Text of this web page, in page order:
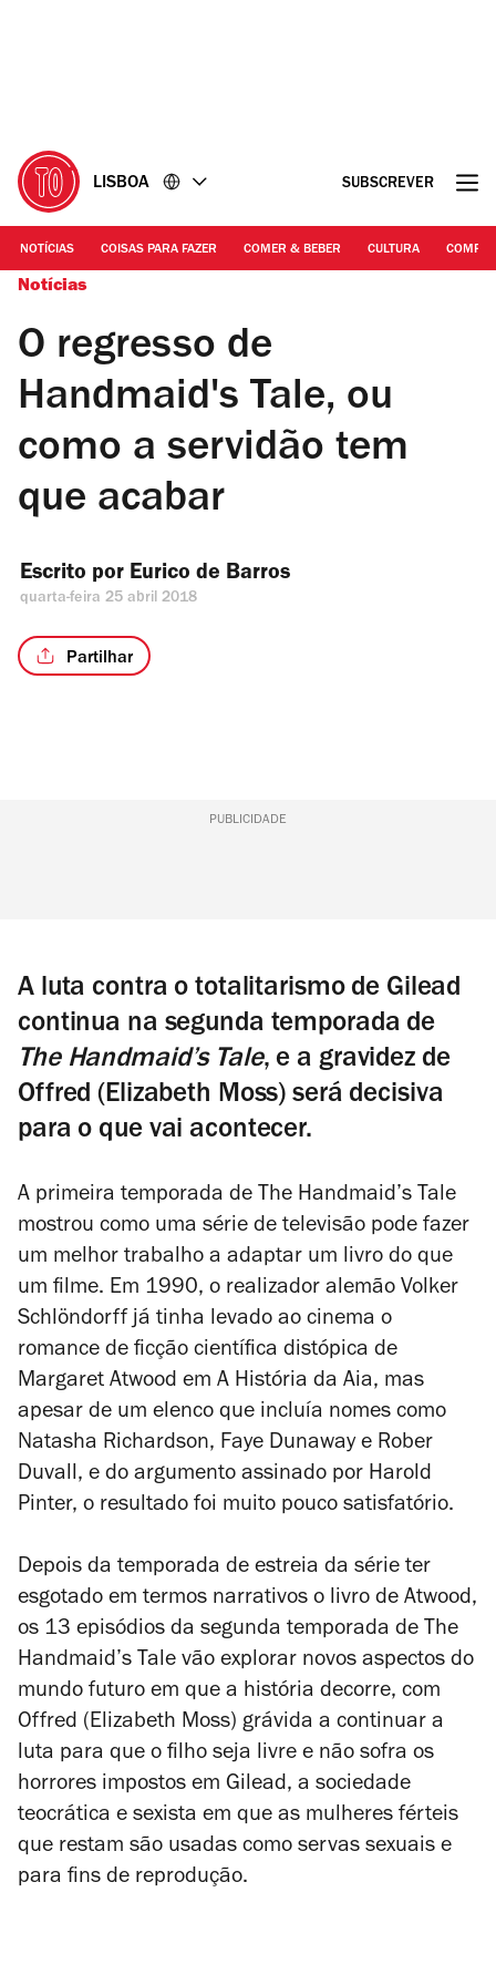
LISBOA SUBSCREVER
NOTÍCIAS COISAS PARA FAZER COMER & BEBER CULTURA
Notícias
O regresso de
Handmaid's Tale, ou
como a servidão tem
que acabar
Escrito por Eurico de Barros
quarta-feira 25 abril 2018
Partilhar
PUBLICIDADE
A luta contra o totalitarismo de Gilead
continua na segunda temporada de
The Handmaid’s Tale, e a gravidez de
Offred (Elizabeth Moss) será decisiva
para o que vai acontecer.
A primeira temporada de The Handmaid’s Tale
mostrou como uma série de televisão pode fazer
um melhor trabalho a adaptar um livro do que
um filme. Em 1990, o realizador alemão Volker
Schlöndorff já tinha levado ao cinema o
romance de ficção científica distópica de
Margaret Atwood em A História da Aia, mas
apesar de um elenco que incluía nomes como
Natasha Richardson, Faye Dunaway e Rober
Duvall, e do argumento assinado por Harold
Pinter, o resultado foi muito pouco satisfatório.
Depois da temporada de estreia da série ter
esgotado em termos narrativos o livro de Atwood,
os 13 episódios da segunda temporada de The
Handmaid’s Tale vão explorar novos aspectos do
mundo futuro em que a história decorre, com
Offred (Elizabeth Moss) grávida a continuar a
luta para que o filho seja livre e não sofra os
horrores impostos em Gilead, a sociedade
teocrática e sexista em que as mulheres férteis
que restam são usadas como servas sexuais e
para fins de reprodução.